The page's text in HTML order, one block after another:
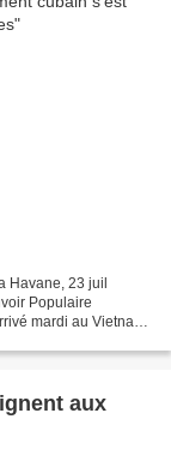
Havane, 23 juil
Populaire
mardi au Vietnam
aux